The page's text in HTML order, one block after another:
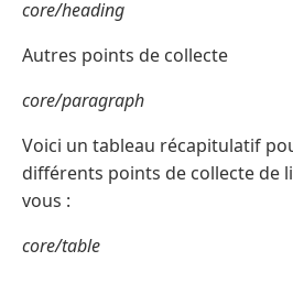
core/heading
Autres points de collecte
core/paragraph
Voici un tableau récapitulatif
différents points de collecte de
vous :
core/table